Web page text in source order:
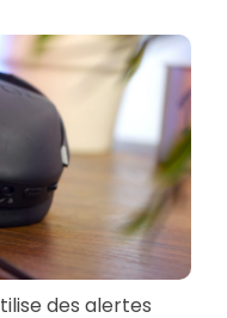
des alertes